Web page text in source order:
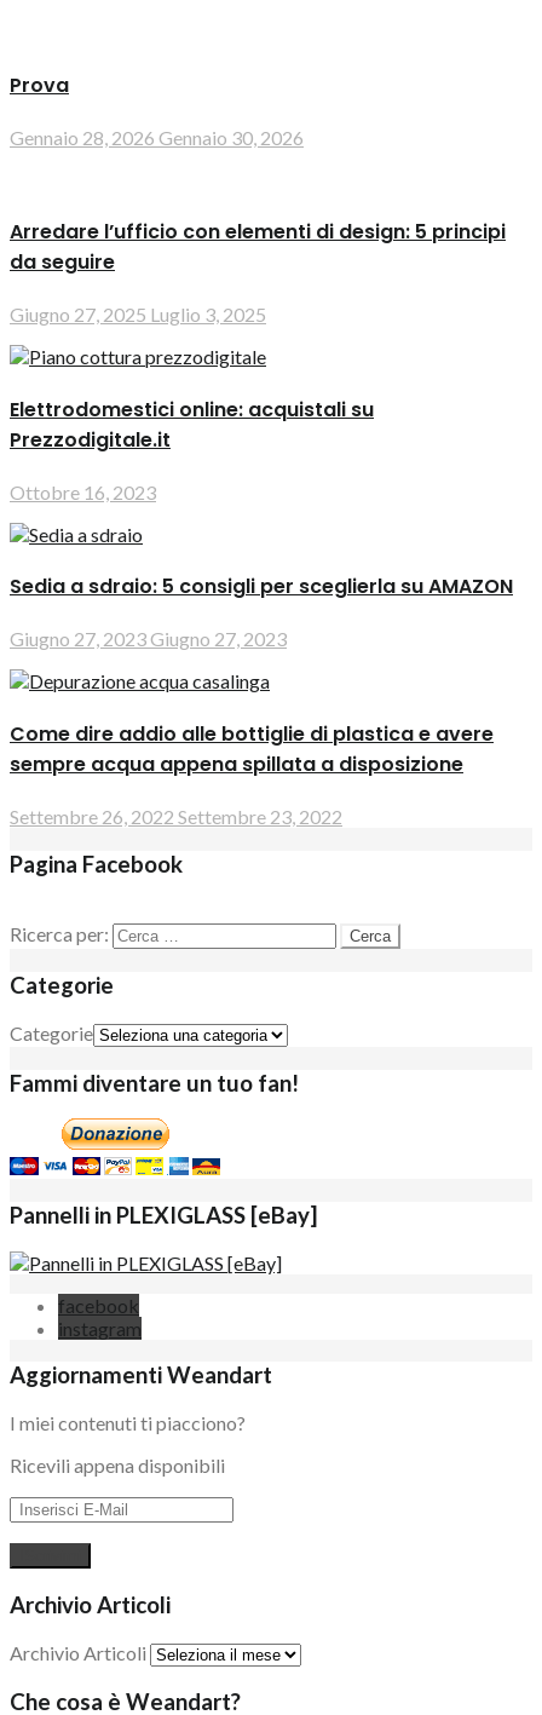
Prova
Gennaio 28, 2026 Gennaio 30, 2026
Arredare l’ufficio con elementi di design: 5 principi
da seguire
Giugno 27, 2025 Luglio 3, 2025
Elettrodomestici online: acquistali su
Prezzodigitale.it
Ottobre 16, 2023
Sedia a sdraio: 5 consigli per sceglierla su AMAZON
Giugno 27, 2023Giugno 27, 2023
Come dire addio alle bottiglie di plastica e avere
sempre acqua appena spillata a disposizione
Settembre 26, 2022 Settembre 23, 2022
Pagina Facebook
Ricerca per:
Categorie
Categorie
Fammi diventare un tuo fan!
Pannelli in PLEXIGLASS [eBay]
facebook
instagram
Aggiornamenti Weandart
I miei contenuti ti piacciono?
Ricevili appena disponibili
Archivio Articoli
Archivio Articoli
Che cosa è Weandart?